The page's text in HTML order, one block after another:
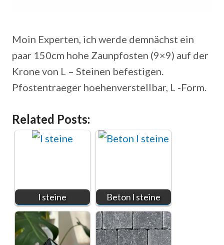
Moin Experten, ich werde demnächst ein
paar 150cm hohe Zaunpfosten (9×9) auf der
Krone von L – Steinen befestigen.
Pfostentraeger hoehenverstellbar, L -Form.
Related Posts:
l steine Beton l steine